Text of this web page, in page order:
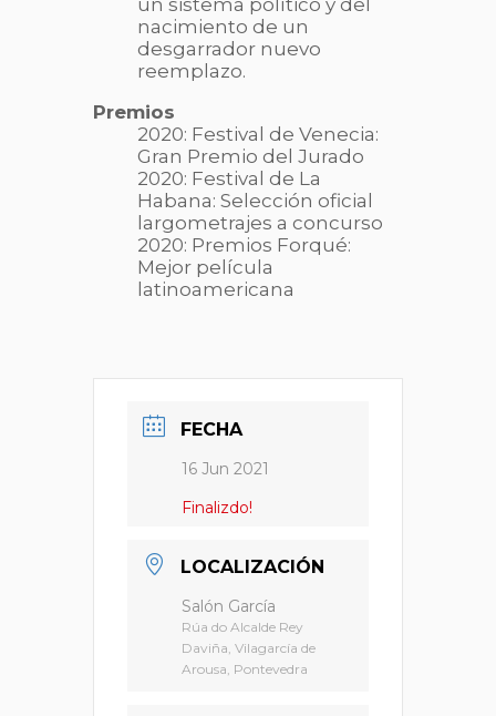
un sistema político y del
nacimiento de un
desgarrador nuevo
reemplazo.
Premios
2020: Festival de Venecia:
Gran Premio del Jurado
2020: Festival de La
Habana: Selección oficial
largometrajes a concurso
2020: Premios Forqué:
Mejor película
latinoamericana
FECHA
16 Jun 2021
Finalizdo!
LOCALIZACIÓN
Salón García
Rúa do Alcalde Rey
Daviña, Vilagarcía de
Arousa, Pontevedra